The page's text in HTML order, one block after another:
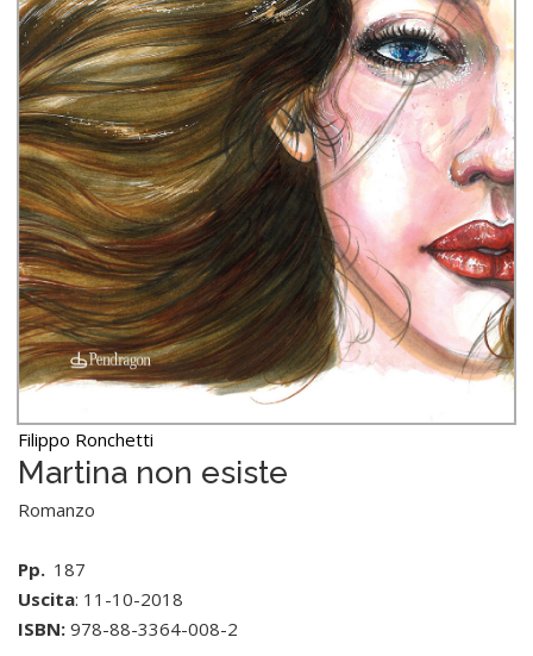
Filippo Ronchetti
Martina non esiste
Romanzo
Pp. 187
Uscita: 11-10-2018
ISBN: 978-88-3364-008-2